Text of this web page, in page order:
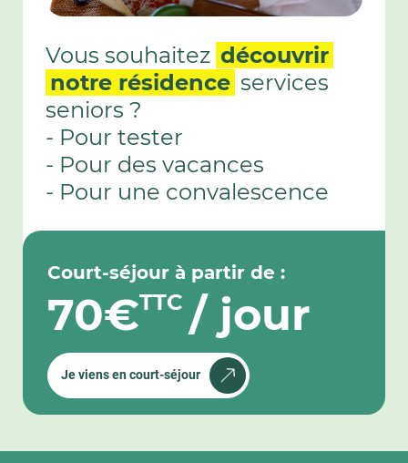
Vous souhaitez découvrir
notre résidence services
seniors ?
- Pour tester
- Pour des vacances
- Pour une convalescence
Court-séjour à partir de :
70€TTC / jour
Je viens en court-séjour